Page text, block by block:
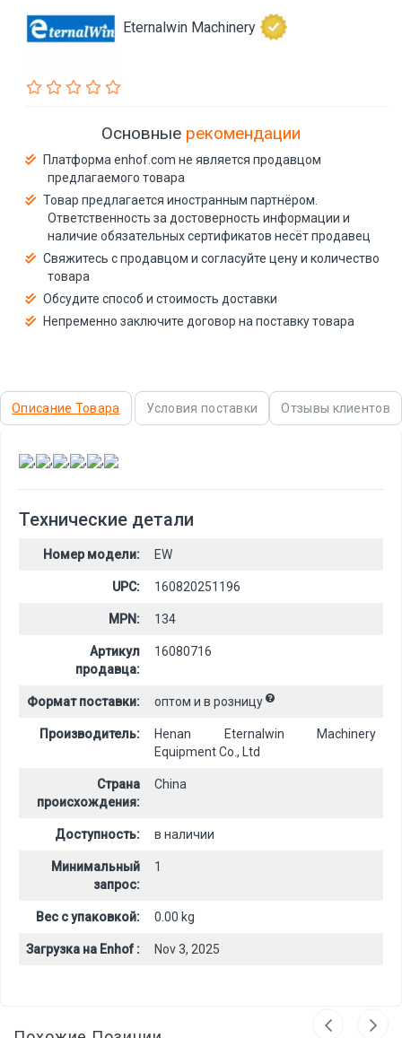
Eternalwin Machinery
Основные рекомендации
Платформа enhof.com не является продавцом
предлагаемого товара
Товар предлагается иностранным партнёром.
Ответственность за достоверность информации и
наличие обязательных сертификатов несёт продавец
Свяжитесь с продавцом и согласуйте цену и количество
товара
Обсудите способ и стоимость доставки
Непременно заключите договор на поставку товара
Описание Товара Условия поставки Отзывы клиентов
, , , , ,
Технические детали
Номер модели: EW
UPC: 160820251196
MPN: 134
Артикул
продавца:
16080716
Формат поставки: оптом и в розницу
Производитель:
Henan Eternalwin Machinery
Equipment Co., Ltd
Страна
происхождения:
China
Доступность: в наличии
Минимальный
запрос:
1
Вес с упаковкой: 0.00 kg
Загрузка на Enhof : Nov 3, 2025